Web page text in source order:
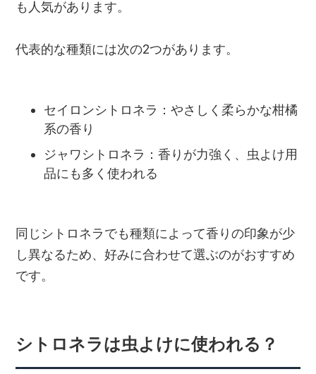
も人気があります。
代表的な種類には次の2つがあります。
セイロンシトロネラ：やさしく柔らかな柑橘
系の香り
ジャワシトロネラ：香りが力強く、虫よけ用
品にも多く使われる
同じシトロネラでも種類によって香りの印象が少
し異なるため、好みに合わせて選ぶのがおすすめ
です。
シトロネラは虫よけに使われる？